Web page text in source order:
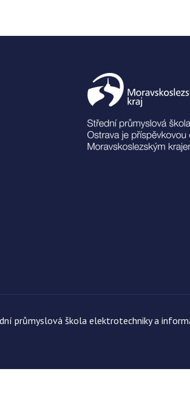
průmyslová škola elektrotechniky a